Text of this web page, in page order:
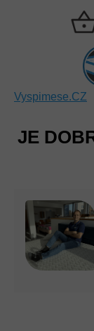
Vyspimese.CZ
JE